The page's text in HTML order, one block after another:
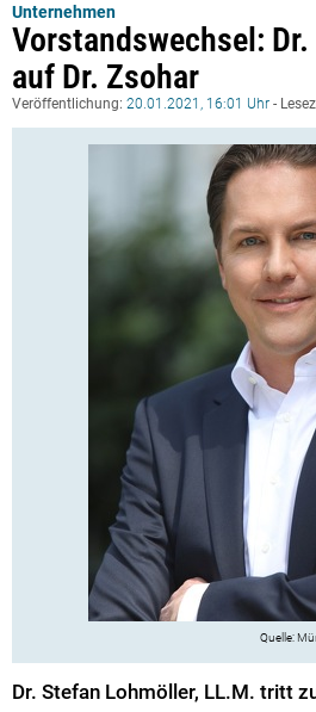
Unternehmen
Vorstandswechsel:
auf Dr. Zsohar
Veröffentlichung: 20.01.2021, 16:01 Uhr -
Dr. Stefan Lohmöller, LL.M. tritt